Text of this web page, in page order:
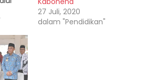
27 Juli, 2020
dalam "Pendidikan"